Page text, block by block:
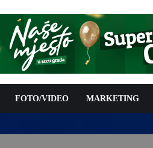
FOTO/VIDEO MARKETING
MILIONA KM ZA VODOSNABDIJEVANJE